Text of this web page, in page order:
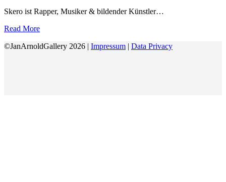
Skero ist Rapper, Musiker & bildender Künstler…
Read More
©JanArnoldGallery 2026 | Impressum | Data Privacy